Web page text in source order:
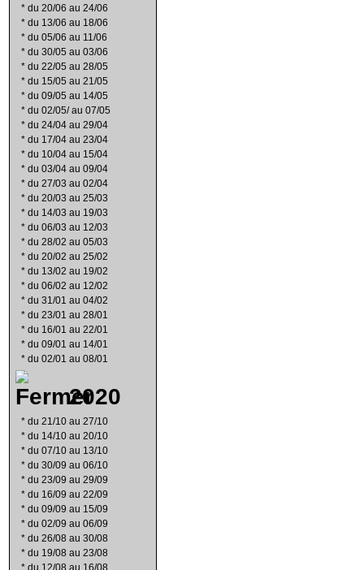
* du 20/06 au 24/06
* du 13/06 au 18/06
* du 05/06 au 11/06
* du 30/05 au 03/06
* du 22/05 au 28/05
* du 15/05 au 21/05
* du 09/05 au 14/05
* du 02/05/ au 07/05
* du 24/04 au 29/04
* du 17/04 au 23/04
* du 10/04 au 15/04
* du 03/04 au 09/04
* du 27/03 au 02/04
* du 20/03 au 25/03
* du 14/03 au 19/03
* du 06/03 au 12/03
* du 28/02 au 05/03
* du 20/02 au 25/02
* du 13/02 au 19/02
* du 06/02 au 12/02
* du 31/01 au 04/02
* du 23/01 au 28/01
* du 16/01 au 22/01
* du 09/01 au 14/01
* du 02/01 au 08/01
2020
* du 21/10 au 27/10
* du 14/10 au 20/10
* du 07/10 au 13/10
* du 30/09 au 06/10
* du 23/09 au 29/09
* du 16/09 au 22/09
* du 09/09 au 15/09
* du 02/09 au 06/09
* du 26/08 au 30/08
* du 19/08 au 23/08
* du 12/08 au 16/08